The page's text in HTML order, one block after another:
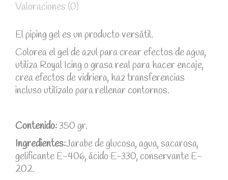
Valoraciones (0)
El piping gel es un producto versátil.
Colorea el gel de azul para crear efectos de agua,
utiliza Royal Icing o grasa real para hacer encaje,
crea efectos de vidriera, haz transferencias
incluso utilízalo para rellenar contornos.
Contenido:350 gr.
Ingredientes:Jarabe de glucosa, agua, sacarosa,
gelificante E-406, ácido E-330, conservante E-
202.